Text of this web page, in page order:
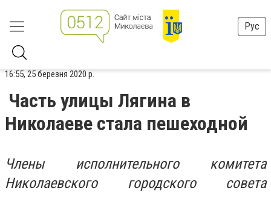
Рус
16:55, 25 березня 2020 р.
Часть улицы Лягина в
Николаеве стала пешеходной
Члены исполнительного комитета
Николаевского городского совета